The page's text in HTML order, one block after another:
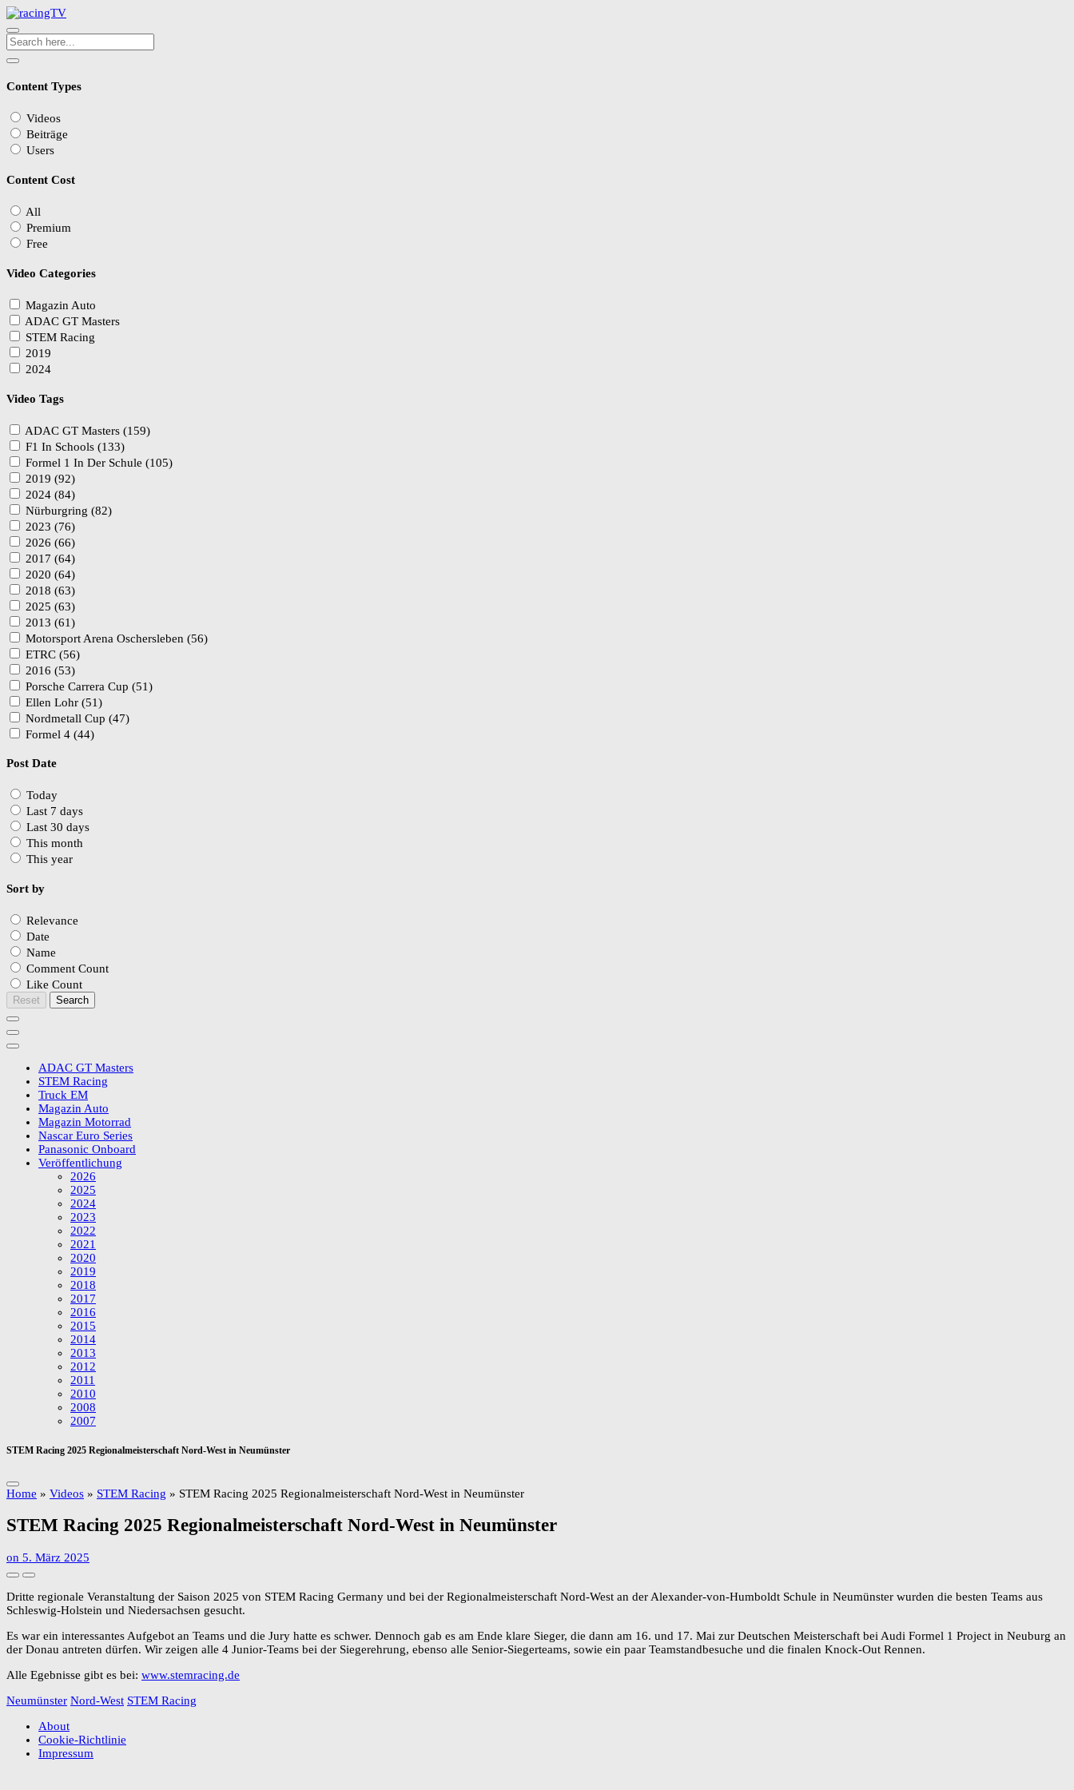
Content Types
Videos
Beiträge
Users
Content Cost
All
Premium
Free
Video Categories
Magazin Auto
ADAC GT Masters
STEM Racing
2019
2024
Video Tags
ADAC GT Masters (159)
F1 In Schools (133)
Formel 1 In Der Schule (105)
2019 (92)
2024 (84)
Nürburgring (82)
2023 (76)
2026 (66)
2017 (64)
2020 (64)
2018 (63)
2025 (63)
2013 (61)
Motorsport Arena Oschersleben (56)
ETRC (56)
2016 (53)
Porsche Carrera Cup (51)
Ellen Lohr (51)
Nordmetall Cup (47)
Formel 4 (44)
Post Date
Today
Last 7 days
Last 30 days
This month
This year
Sort by
Relevance
Date
Name
Comment Count
Like Count
Reset Search
ADAC GT Masters
STEM Racing
Truck EM
Magazin Auto
Magazin Motorrad
Nascar Euro Series
Panasonic Onboard
Veröffentlichung
2026
2025
2024
2023
2022
2021
2020
2019
2018
2017
2016
2015
2014
2013
2012
2011
2010
2008
2007
STEM Racing 2025 Regionalmeisterschaft Nord-West in Neumünster
Home » Videos » STEM Racing » STEM Racing 2025 Regionalmeisterschaft Nord-West in Neumünster
STEM Racing 2025 Regionalmeisterschaft Nord-West in Neumünster
on 5. März 2025
Dritte regionale Veranstaltung der Saison 2025 von STEM Racing Germany und bei der Regionalmeisterschaft Nord-West an der Alexander-von-Humboldt Schule in Neumünster wurden die besten Teams aus
Schleswig-Holstein und Niedersachsen gesucht.
Es war ein interessantes Aufgebot an Teams und die Jury hatte es schwer. Dennoch gab es am Ende klare Sieger, die dann am 16. und 17. Mai zur Deutschen Meisterschaft bei Audi Formel 1 Project in Neuburg an
der Donau antreten dürfen. Wir zeigen alle 4 Junior-Teams bei der Siegerehrung, ebenso alle Senior-Siegerteams, sowie ein paar Teamstandbesuche und die finalen Knock-Out Rennen.
Alle Egebnisse gibt es bei: www.stemracing.de
Neumünster Nord-West STEM Racing
About
Cookie-Richtlinie
Impressum